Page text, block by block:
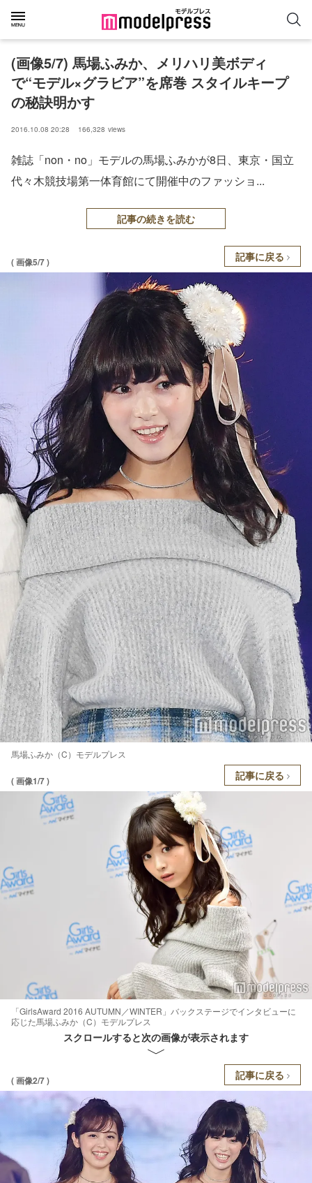
(画像5/7) 馬場ふみか、メリハリ美ボディ
で“モデル×グラビア”を席巻 スタイルキープ
の秘訣明かす
2016.10.08 20:28 166,328 views
雑誌「non・no」モデルの馬場ふみかが8日、東京・国立
代々木競技場第一体育館にて開催中のファッショ...
記事の続きを読む
( 画像5/7 ) 記事に戻る
馬場ふみか（C）モデルプレス
( 画像1/7 ) 記事に戻る
「GirlsAward 2016 AUTUMN／WINTER」バックステージでインタビューに
応じた馬場ふみか（C）モデルプレス
スクロールすると次の画像が表示されます
( 画像2/7 ) 記事に戻る